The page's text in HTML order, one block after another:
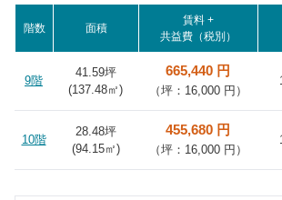
階数 面積
賃料 +
共益費（税別）
9階
41.59坪
(137.48㎡)
665,440 円
（坪：16,000 円）
10階
28.48坪
(94.15㎡)
455,680 円
（坪：16,000 円）